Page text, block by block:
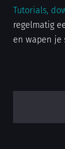
Tutorials,
regelmatig
en wapen je